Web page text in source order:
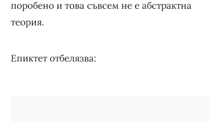
поробено и това съвсем не е абстрактна
теория.
Епиктет отбелязва: